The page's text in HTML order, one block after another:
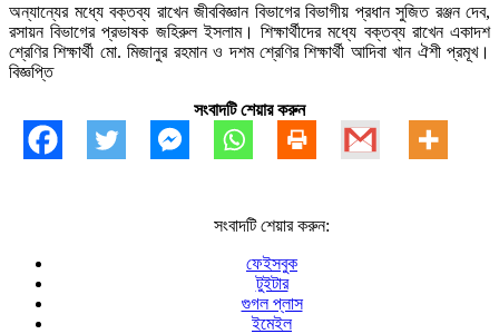
অন্যান্যের মধ্যে বক্তব্য রাখেন জীববিজ্ঞান বিভাগের বিভাগীয় প্রধান সুজিত রঞ্জন দেব,
রসায়ন বিভাগের প্রভাষক জহিরুল ইসলাম। শিক্ষার্থীদের মধ্যে বক্তব্য রাখেন একাদশ
শ্রেণির শিক্ষার্থী মো. মিজানুর রহমান ও দশম শ্রেণির শিক্ষার্থী আদিবা খান ঐশী প্রমূখ।
বিজ্ঞপ্তি
সংবাদটি শেয়ার করুন
সংবাদটি শেয়ার করুন:
ফেইসবুক
টুইটার
গুগল প্লাস
ইমেইল